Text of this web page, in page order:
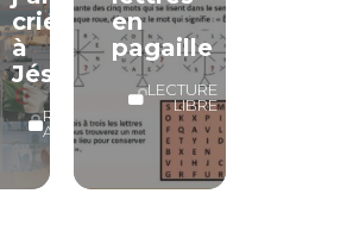
crié
à
Jésus
RÉSERVÉ
ABONNÉS
en
pagaille
LECTURE
LIBRE